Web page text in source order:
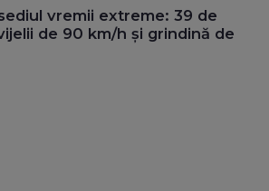
vremii extreme: 39 de
de 90 km/h și grindină de